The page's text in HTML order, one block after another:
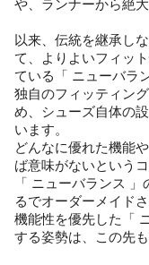
や、ランナーから絶
以来、伝統を継承し
て、よりよいフィッ
ている「 ニューバラ
独自のフィッティン
め、シューズ自体の
います。
どんなに優れた機能
ば意味がないという
「 ニューバランス
るでオーダーメイド
機能性を優先した「
する姿勢は、この先